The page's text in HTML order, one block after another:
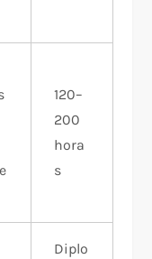
120–
200
hora
s
Diplo